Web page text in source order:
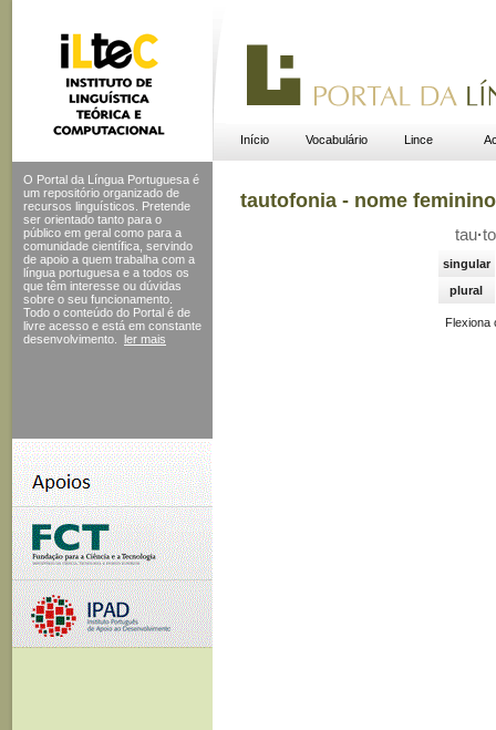
Início Vocabulário Lince
O Portal da Língua Portuguesa é
um repositório organizado de
recursos linguísticos. Pretende
ser orientado tanto para o
público em geral como para a
comunidade científica, servindo
de apoio a quem trabalha com a
língua portuguesa e a todos os
que têm interesse ou dúvidas
sobre o seu funcionamento.
Todo o conteúdo do Portal é de
livre acesso e está em constante
desenvolvimento.
ler mais
tautofonia - nome feminino
tau·to
singular
plural
Flexiona